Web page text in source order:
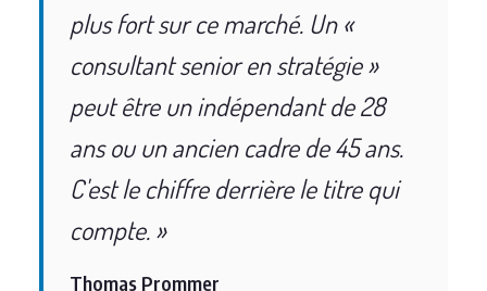
plus fort sur ce marché. Un «
consultant senior en stratégie »
peut être un indépendant de 28
ans ou un ancien cadre de 45 ans.
C'est le chiffre derrière le titre qui
compte. »
Thomas Prommer